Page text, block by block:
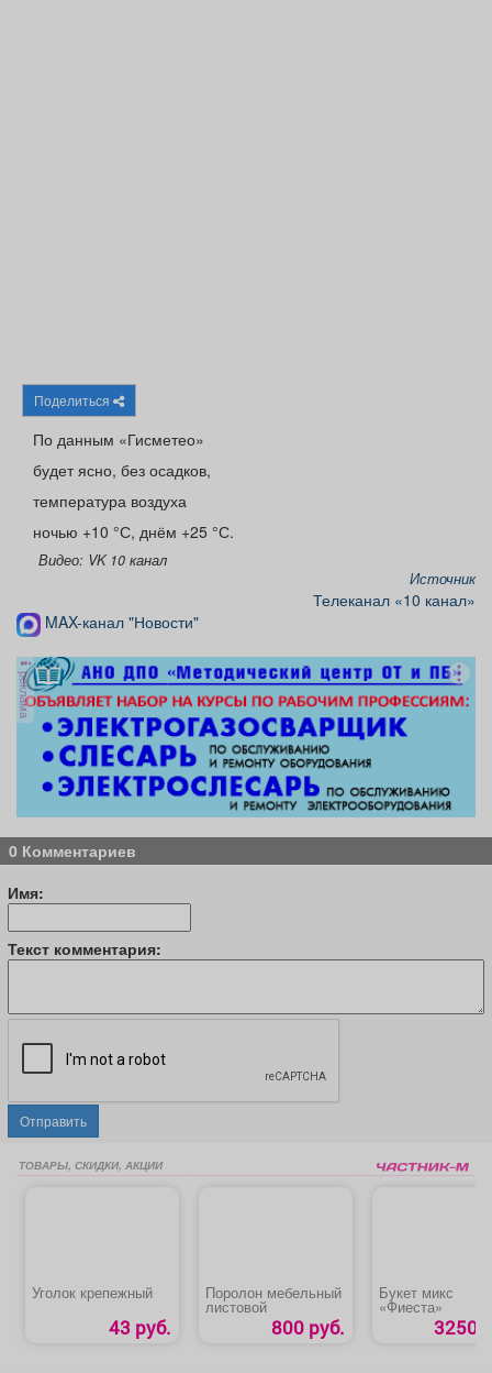
Поделиться
По данным «Гисметео»
будет ясно, без осадков,
температура воздуха
ночью +10 °С, днём +25 °С.
Видео: VK 10 канал
Источник
Телеканал «10 канал»
MAX-канал "Новости"
реклама
0 Комментариев
Имя:
Текст комментария:
Отправить
ТОВАРЫ, СКИДКИ, АКЦИИ
Уголок крепежный
43 руб.
Поролон мебельный
листовой
800 руб.
Букет микс
«Фиеста»
3250